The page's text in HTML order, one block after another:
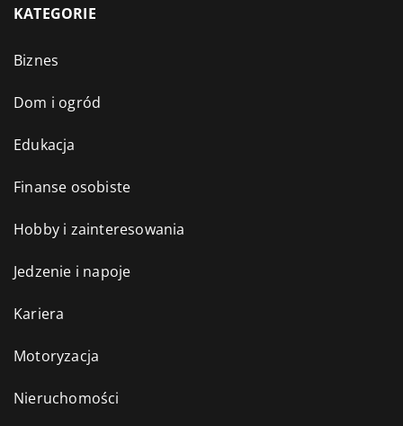
KATEGORIE
Biznes
Dom i ogród
Edukacja
Finanse osobiste
Hobby i zainteresowania
Jedzenie i napoje
Kariera
Motoryzacja
Nieruchomości